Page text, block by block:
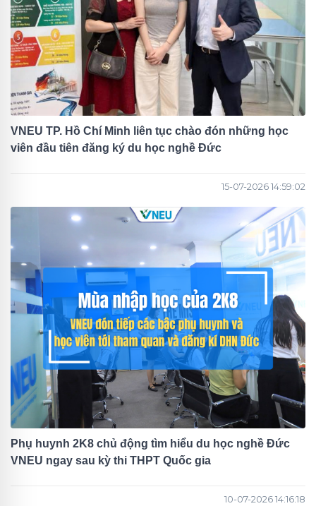
VNEU TP. Hồ Chí Minh liên tục chào đón những học
viên đầu tiên đăng ký du học nghề Đức
15-07-2026 14:59:02
Phụ huynh 2K8 chủ động tìm hiểu du học nghề Đức
VNEU ngay sau kỳ thi THPT Quốc gia
10-07-2026 14:16:18